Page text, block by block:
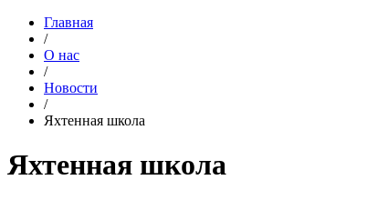
Главная
/
О нас
/
Новости
/
Яхтенная школа
Яхтенная школа